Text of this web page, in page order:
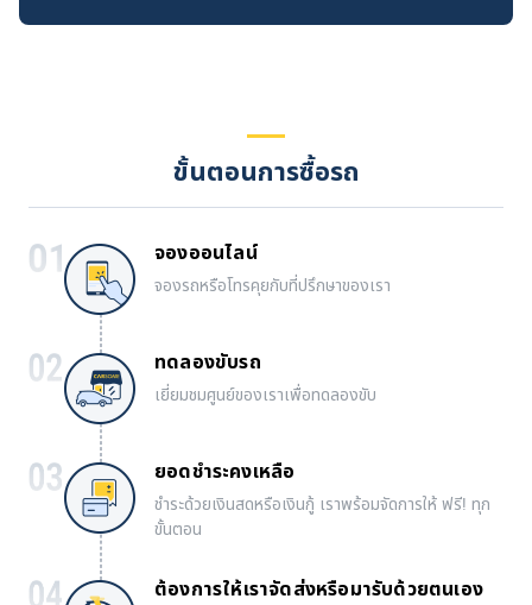
ขั้นตอนการซื้อรถ
จองออนไลน์
จองรถหรือโทรคุยกับที่ปรึกษาของเรา
ทดลองขับรถ
เยี่ยมชมศูนย์ของเราเพื่อทดลองขับ
ยอดชำระคงเหลือ
ชำระด้วยเงินสดหรือเงินกู้ เราพร้อมจัดการให้ ฟรี! ทุก
ขั้นตอน
ต้องการให้เราจัดส่งหรือมารับด้วยตนเอง